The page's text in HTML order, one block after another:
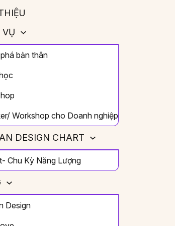
VỤ
bản thân
Workshop cho Doanh nghiệp
DESIGN CHART
Chu Kỳ Năng Lượng
Design